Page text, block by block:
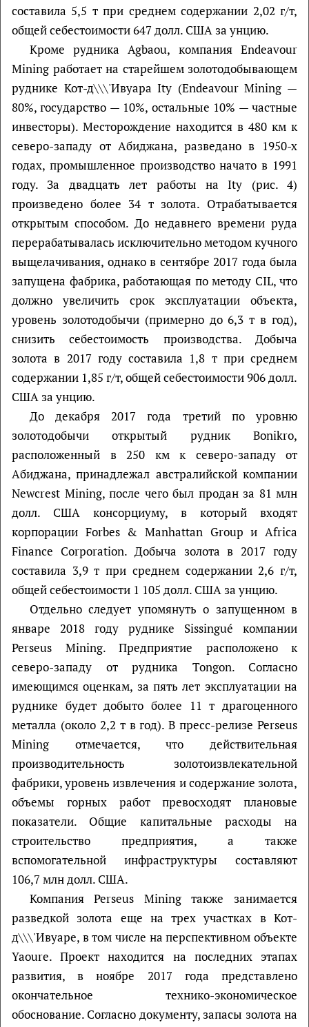
составила 5,5 т при среднем содержании 2,02 г/т,
общей себестоимости 647 долл. США за унцию.
Кроме рудника Agbaou, компания Endeavour
Mining работает на старейшем золотодобывающем
руднике Кот-д\\\'Ивуара Ity (Endeavour Mining —
80%, государство — 10%, остальные 10% — частные
инвесторы). Месторождение находится в 480 км к
северо-западу от Абиджана, разведано в 1950-х
годах, промышленное производство начато в 1991
году. За двадцать лет работы на Ity (рис. 4)
произведено более 34 т золота. Отрабатывается
открытым способом. До недавнего времени руда
перерабатывалась исключительно методом кучного
выщелачивания, однако в сентябре 2017 года была
запущена фабрика, работающая по методу CIL, что
должно увеличить срок эксплуатации объекта,
уровень золотодобычи (примерно до 6,3 т в год),
снизить себестоимость производства. Добыча
золота в 2017 году составила 1,8 т при среднем
содержании 1,85 г/т, общей себестоимости 906 долл.
США за унцию.
До декабря 2017 года третий по уровню
золотодобычи открытый рудник Bonikro,
расположенный в 250 км к северо-западу от
Абиджана, принадлежал австралийской компании
Newcrest Mining, после чего был продан за 81 млн
долл. США консорциуму, в который входят
корпорации Forbes & Manhattan Group и Africa
Finance Corporation. Добыча золота в 2017 году
составила 3,9 т при среднем содержании 2,6 г/т,
общей себестоимости 1 105 долл. США за унцию.
Отдельно следует упомянуть о запущенном в
январе 2018 году руднике Sissingué компании
Perseus Mining. Предприятие расположено к
северо-западу от рудника Tongon. Согласно
имеющимся оценкам, за пять лет эксплуатации на
руднике будет добыто более 11 т драгоценного
металла (около 2,2 т в год). В пресс-релизе Perseus
Mining отмечается, что действительная
производительность золотоизвлекательной
фабрики, уровень извлечения и содержание золота,
объемы горных работ превосходят плановые
показатели. Общие капитальные расходы на
строительство предприятия, а также
вспомогательной инфраструктуры составляют
106,7 млн долл. США.
Компания Perseus Mining также занимается
разведкой золота еще на трех участках в Кот-
д\\\'Ивуаре, в том числе на перспективном объекте
Yaoure. Проект находится на последних этапах
развития, в ноябре 2017 года представлено
окончательное технико-экономическое
обоснование. Согласно документу, запасы золота на